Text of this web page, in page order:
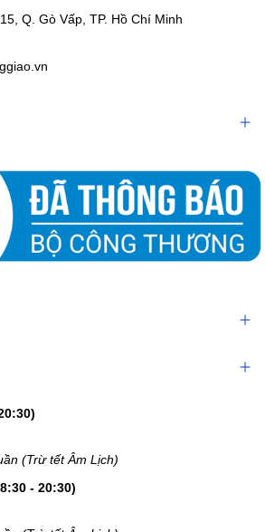
Q. Gò Vấp, TP. Hồ Chí Minh
(Trừ tết Âm Lịch)
- 20:30)